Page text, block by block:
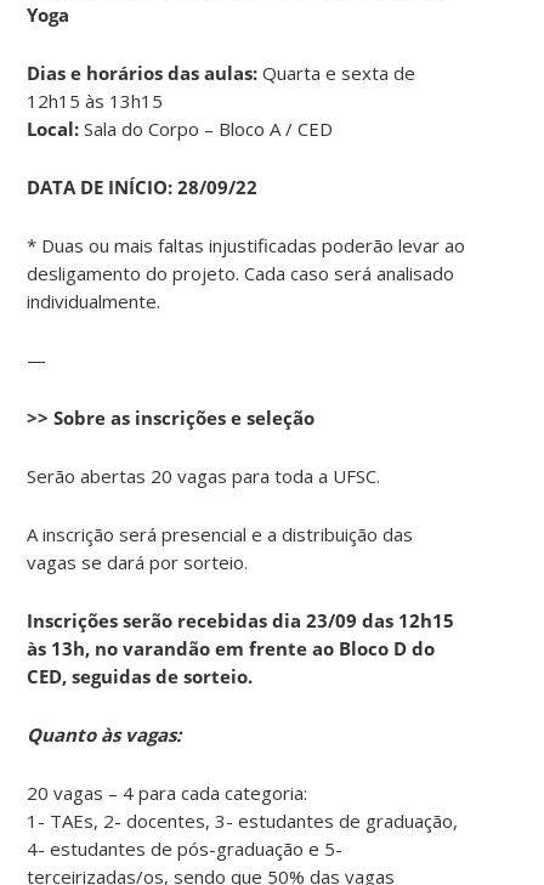
Yoga
Dias e horários das aulas: Quarta e sexta de
12h15 às 13h15
Local: Sala do Corpo – Bloco A / CED
DATA DE INÍCIO: 28/09/22
* Duas ou mais faltas injustificadas poderão levar ao
desligamento do projeto. Cada caso será analisado
individualmente.
—
>> Sobre as inscrições e seleção
Serão abertas 20 vagas para toda a UFSC.
A inscrição será presencial e a distribuição das
vagas se dará por sorteio.
Inscrições serão recebidas dia 23/09 das 12h15
às 13h, no varandão em frente ao Bloco D do
CED, seguidas de sorteio.
Quanto às vagas:
20 vagas – 4 para cada categoria:
1- TAEs, 2- docentes, 3- estudantes de graduação,
4- estudantes de pós-graduação e 5-
terceirizadas/os, sendo que 50% das vagas